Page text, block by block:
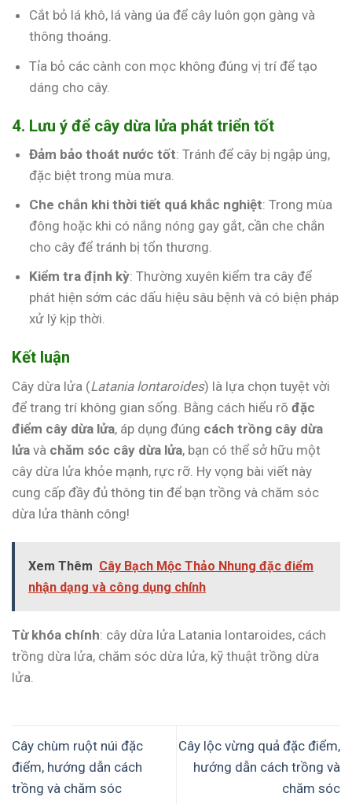
Cắt bỏ lá khô, lá vàng úa để cây luôn gọn gàng và
thông thoáng.
Tỉa bỏ các cành con mọc không đúng vị trí để tạo
dáng cho cây.
4. Lưu ý để cây dừa lửa phát triển tốt
Đảm bảo thoát nước tốt: Tránh để cây bị ngập úng,
đặc biệt trong mùa mưa.
Che chắn khi thời tiết quá khắc nghiệt: Trong mùa
đông hoặc khi có nắng nóng gay gắt, cần che chắn
cho cây để tránh bị tổn thương.
Kiểm tra định kỳ: Thường xuyên kiểm tra cây để
phát hiện sớm các dấu hiệu sâu bệnh và có biện pháp
xử lý kịp thời.
Kết luận
Cây dừa lửa (Latania lontaroides) là lựa chọn tuyệt vời
để trang trí không gian sống. Bằng cách hiểu rõ đặc
điểm cây dừa lửa, áp dụng đúng cách trồng cây dừa
lửa và chăm sóc cây dừa lửa, bạn có thể sở hữu một
cây dừa lửa khỏe mạnh, rực rỡ. Hy vọng bài viết này
cung cấp đầy đủ thông tin để bạn trồng và chăm sóc
dừa lửa thành công!
Xem Thêm Cây Bạch Mộc Thảo Nhung đặc điểm
nhận dạng và công dụng chính
Từ khóa chính: cây dừa lửa Latania lontaroides, cách
trồng dừa lửa, chăm sóc dừa lửa, kỹ thuật trồng dừa
lửa.
Cây chùm ruột núi đặc
điểm, hướng dẫn cách
trồng và chăm sóc
Cây lộc vừng quả đặc điểm,
hướng dẫn cách trồng và
chăm sóc